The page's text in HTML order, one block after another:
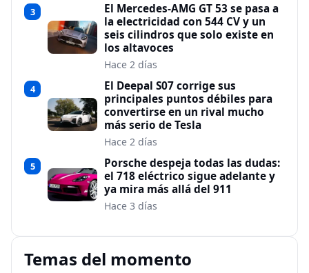
3
El Mercedes-AMG GT 53 se pasa a
la electricidad con 544 CV y un
seis cilindros que solo existe en
los altavoces
Hace 2 días
4
El Deepal S07 corrige sus
principales puntos débiles para
convertirse en un rival mucho
más serio de Tesla
Hace 2 días
5
Porsche despeja todas las dudas:
el 718 eléctrico sigue adelante y
ya mira más allá del 911
Hace 3 días
Temas del momento